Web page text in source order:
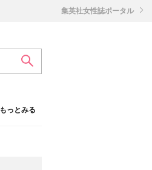
もっとみる
集英社女性誌ポータル